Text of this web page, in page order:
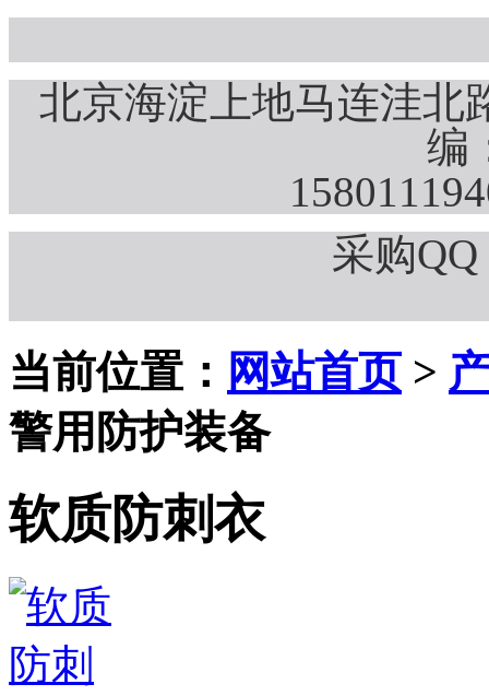
北京海淀上地马连洼北
编
采购QQ
当前位置： 网站首页>
警用防护装备
软质防刺衣